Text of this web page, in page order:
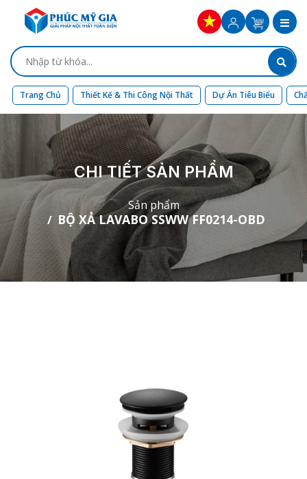
Trang Chủ Thiết Kế & Thi Công Nội Thất Dự Án Tiêu Biểu
CHI TIẾT SẢN PHẨM
Sản phẩm
BỘ XẢ LAVABO SSWW FF0214-OBD